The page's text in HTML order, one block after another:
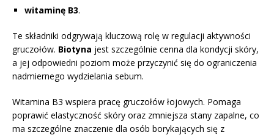
witaminę B3.
Te składniki odgrywają kluczową rolę w regulacji aktywności
gruczołów. Biotyna jest szczególnie cenna dla kondycji skóry,
a jej odpowiedni poziom może przyczynić się do ograniczenia
nadmiernego wydzielania sebum.
Witamina B3 wspiera pracę gruczołów łojowych. Pomaga
poprawić elastyczność skóry oraz zmniejsza stany zapalne, co
ma szczególne znaczenie dla osób borykających się z